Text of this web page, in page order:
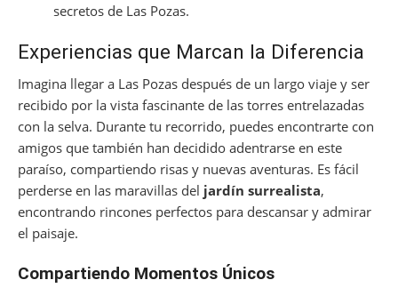
secretos de Las Pozas.
Experiencias que Marcan la Diferencia
Imagina llegar a Las Pozas después de un largo viaje y ser
recibido por la vista fascinante de las torres entrelazadas
con la selva. Durante tu recorrido, puedes encontrarte con
amigos que también han decidido adentrarse en este
paraíso, compartiendo risas y nuevas aventuras. Es fácil
perderse en las maravillas del jardín surrealista,
encontrando rincones perfectos para descansar y admirar
el paisaje.
Compartiendo Momentos Únicos